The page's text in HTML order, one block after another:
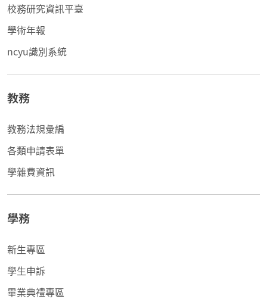
校務研究資訊平臺
學術年報
ncyu識別系統
教務
教務法規彙編
各類申請表單
學雜費資訊
學務
新生專區
學生申訴
畢業典禮專區